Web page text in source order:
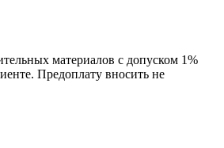
материалов с допуском 1%
Предоплату вносить не